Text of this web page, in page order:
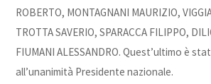
ROBERTO, MONTAGNANI MAURIZIO,
TROTTA SAVERIO, SPARACCA FILIPPO,
FIUMANI ALESSANDRO. Quest’ultimo è
all’unanimità Presidente nazionale.